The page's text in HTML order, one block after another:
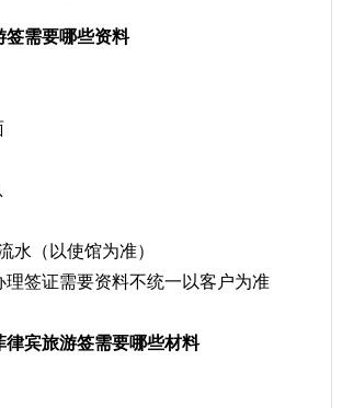
签需要哪些资料
水（以使馆为准）
理签证需要资料不统一以客户为准
律宾旅游签需要哪些材料